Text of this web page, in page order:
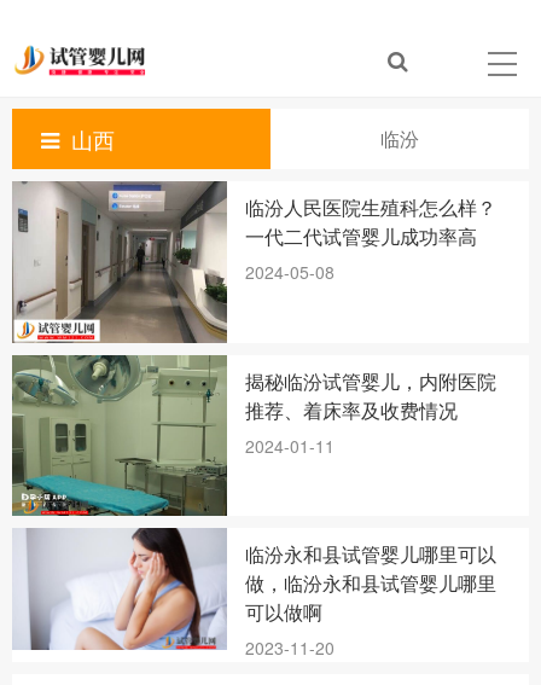
山西 临汾
临汾人民医院生殖科怎么样？
一代二代试管婴儿成功率高
2024-05-08
揭秘临汾试管婴儿，内附医院
推荐、着床率及收费情况
2024-01-11
临汾永和县试管婴儿哪里可以
做，临汾永和县试管婴儿哪里
可以做啊
2023-11-20